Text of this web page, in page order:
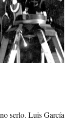
serlo. Luis García